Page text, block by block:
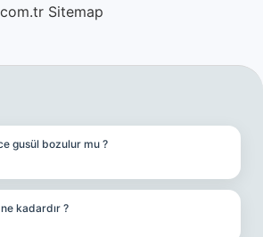
Sitemap
gusül bozulur mu ?
ne kadardır ?